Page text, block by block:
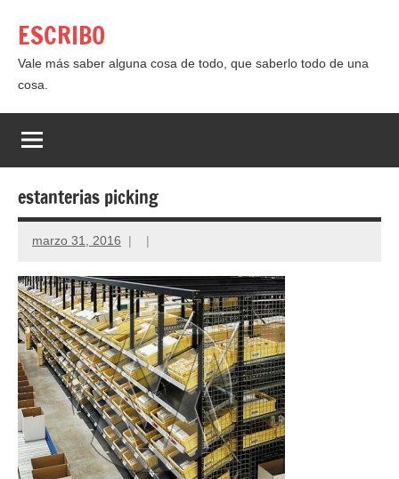
contenido
ESCRIBO
Vale más saber alguna cosa de todo, que saberlo todo de una
cosa.
estanterias picking
marzo 31, 2016